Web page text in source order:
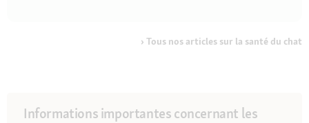
Tous nos articles sur la santé du chat
Informations importantes concernant les